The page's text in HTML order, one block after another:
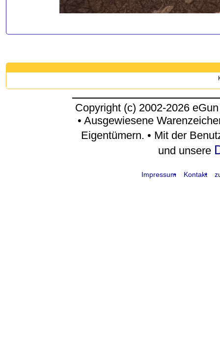
Copyright (c) 2002-2026
• Ausgewiesene
Eigentümern. • Mit der
und unsere
Impressum Kontakt